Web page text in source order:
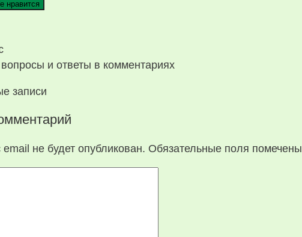
нравится
и ответы в комментариях
записи
не будет опубликован. Обязательные поля помечены